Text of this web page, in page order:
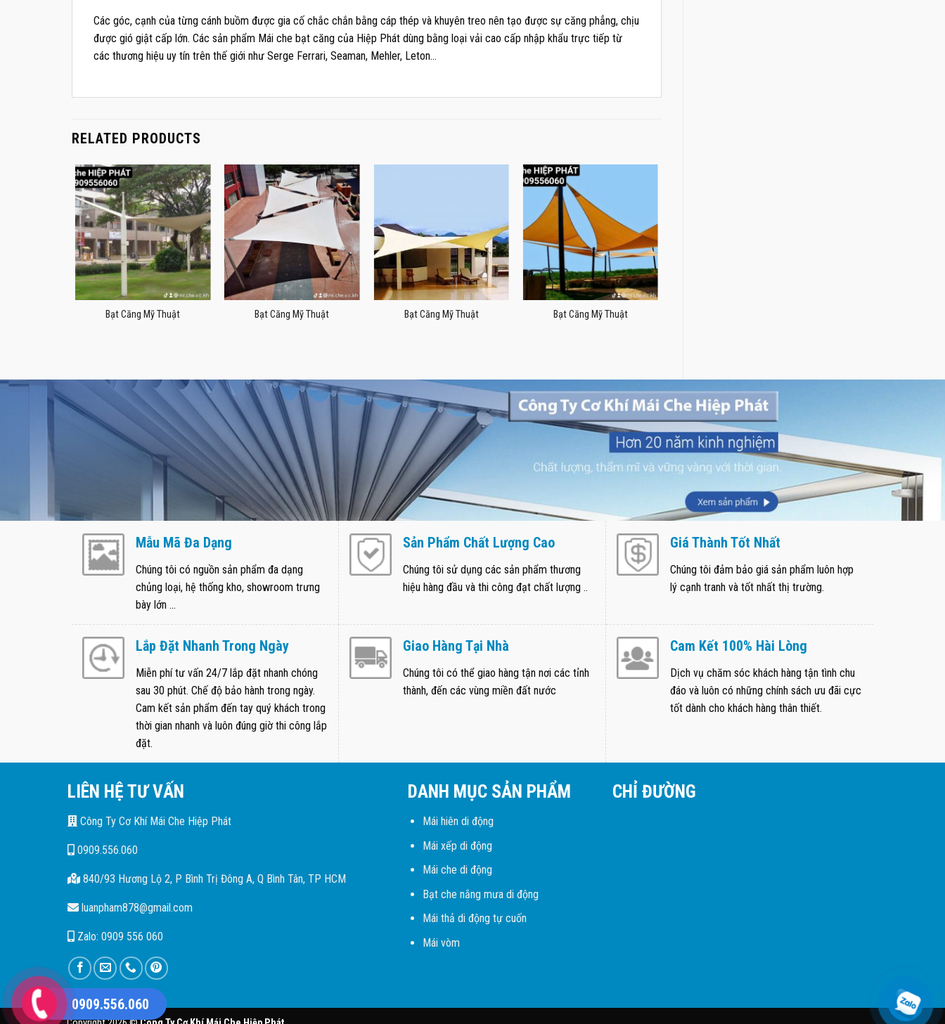
Các góc, cạnh của từng cánh buồm được gia cố chắc chắn bằng cáp thép và khuyên treo nên tạo được sự căng phẳng, chịu
được gió giật cấp lớn. Các sản phẩm Mái che bạt căng của Hiệp Phát dùng bằng loại vải cao cấp nhập khẩu trực tiếp từ
các thương hiệu uy tín trên thế giới như Serge Ferrari, Seaman, Mehler, Leton…
RELATED PRODUCTS
Bạt Căng Mỹ Thuật Bạt Căng Mỹ Thuật Bạt Căng Mỹ Thuật Bạt Căng Mỹ Thuật
Mẫu Mã Đa Dạng
Chúng tôi có nguồn sản phẩm đa dạng
chủng loại, hệ thống kho, showroom trưng
bày lớn ...
Sản Phẩm Chất Lượng Cao
Chúng tôi sử dụng các sản phẩm thương
hiệu hàng đầu và thi công đạt chất lượng ..
Giá Thành Tốt Nhất
Chúng tôi đảm bảo giá sản phẩm luôn hợp
lý cạnh tranh và tốt nhất thị trường.
Lắp Đặt Nhanh Trong Ngày
Miễn phí tư vấn 24/7 lắp đặt nhanh chóng
sau 30 phút. Chế độ bảo hành trong ngày.
Cam kết sản phẩm đến tay quý khách trong
thời gian nhanh và luôn đúng giờ thi công lắp
đặt.
Giao Hàng Tại Nhà
Chúng tôi có thể giao hàng tận nơi các tỉnh
thành, đến các vùng miền đất nước
Cam Kết 100% Hài Lòng
Dịch vụ chăm sóc khách hàng tận tình chu
đáo và luôn có những chính sách ưu đãi cực
tốt dành cho khách hàng thân thiết.
LIÊN HỆ TƯ VẤN
Công Ty Cơ Khí Mái Che Hiệp Phát
0909.556.060
840/93 Hương Lộ 2, P Bình Trị Đông A, Q Bình Tân, TP HCM
luanpham878@gmail.com
Zalo: 0909 556 060
DANH MỤC SẢN PHẨM
Mái hiên di động
Mái xếp di động
Mái che di động
Bạt che nắng mưa di động
Mái thả di động tự cuốn
Mái vòm
CHỈ ĐƯỜNG
0909.556.060